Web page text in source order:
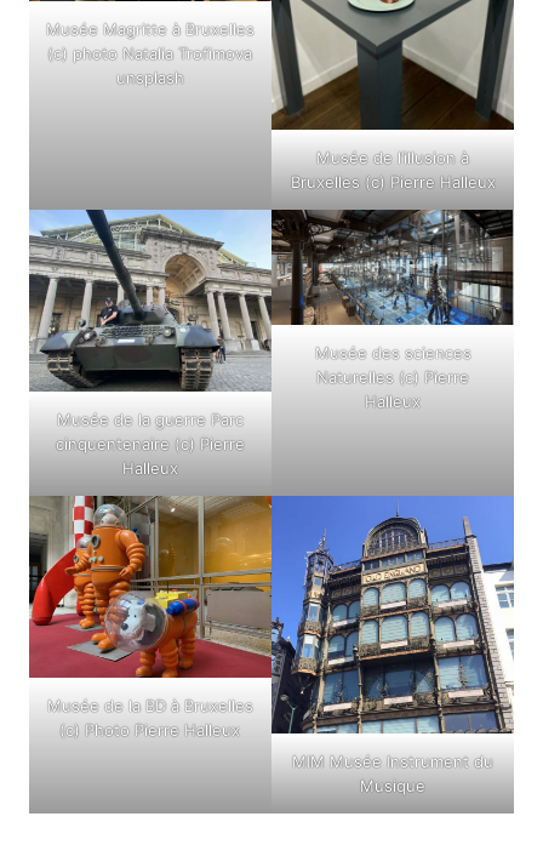
Musée Magritte à Bruxelles
(c) photo Natalia Trofimova
unsplash
Musée de l’illusion à
Bruxelles (c) Pierre Halleux
Musée de la guerre Parc
cinquentenaire (c) Pierre
Halleux
Musée des sciences
Naturelles (c) Pierre
Halleux
Musée de la BD à Bruxelles
(c) Photo Pierre Halleux
MIM Musée Instrument du
Musique